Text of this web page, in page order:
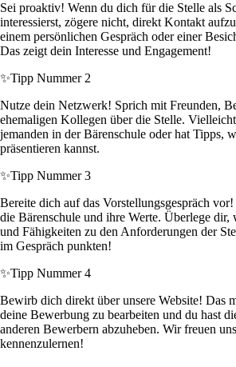
Sei proaktiv! Wenn du dich für die Stelle als
interessierst, zögere nicht, direkt Kontakt
einem persönlichen Gespräch oder einer
Das zeigt dein Interesse und Engagement!
✨Tipp Nummer 2
Nutze dein Netzwerk! Sprich mit Freunden,
ehemaligen Kollegen über die Stelle.
jemanden in der Bärenschule oder hat Tipps,
präsentieren kannst.
✨Tipp Nummer 3
Bereite dich auf das Vorstellungsgespräch
die Bärenschule und ihre Werte. Überlege dir,
und Fähigkeiten zu den Anforderungen der
im Gespräch punkten!
✨Tipp Nummer 4
Bewirb dich direkt über unsere Website! Das
deine Bewerbung zu bearbeiten und du hast
anderen Bewerbern abzuheben. Wir freuen
kennenzulernen!